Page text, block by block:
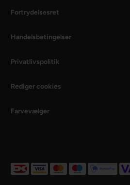
Fortrydelsesret
Handelsbetingelser
Privatlivspolitik
Rediger cookies
Farvevælger